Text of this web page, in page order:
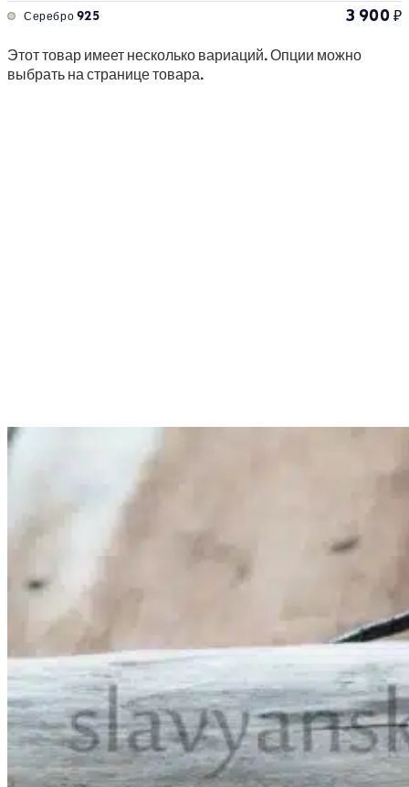
Серебро 925 3 900₽
Этот товар имеет несколько вариаций. Опции можно
выбрать на странице товара.